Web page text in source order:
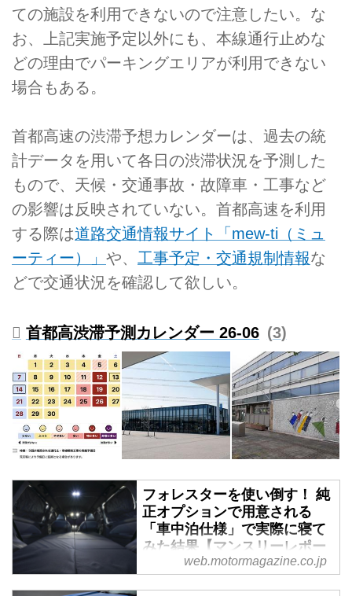
ての施設を利用できないので注意したい。な
お、上記実施予定以外にも、本線通行止めな
どの理由でパーキングエリアが利用できない
場合もある。
首都高速の渋滞予想カレンダーは、過去の統
計データを用いて各日の渋滞状況を予測した
もので、天候・交通事故・故障車・工事など
の影響は反映されていない。首都高速を利用
する際は道路交通情報サイト「mew-ti（ミュ
ーティー）」 や、 工事予定・交通規制情報な
どで交通状況を確認して欲しい。
首都高渋滞予測カレンダー 26-06 3
フォレスターを使い倒す！ 純
正オプションで用意される
「車中泊仕様」で実際に寝て
みた結果【マンスリーレポー
ト／2】 - Webモーターマガ
web.motormagazine.co.jp